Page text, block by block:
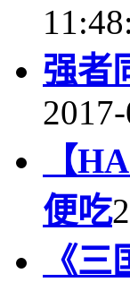
强者
【
便吃
《